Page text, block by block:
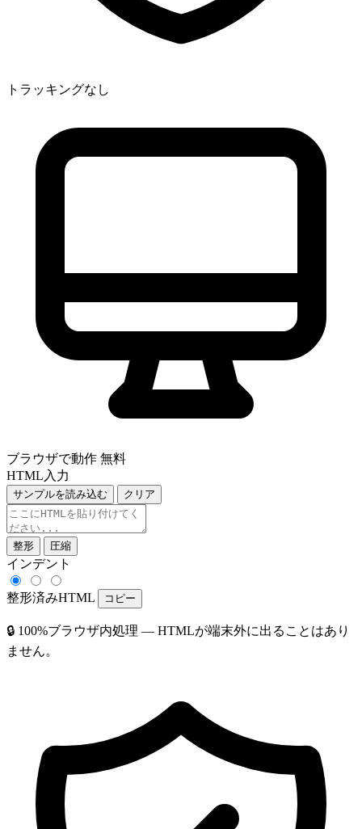
トラッキングなし
ブラウザで動作 無料
HTML入力
サンプルを読み込む クリア
整形 圧縮
インデント
整形済みHTML コピー
🔒 100%ブラウザ内処理 — HTMLが端末外に出ることはあり
ません。